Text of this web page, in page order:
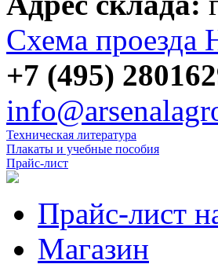
Схема
+7 (495)
Техническая литература
Плакаты и учебные пособия
Прайс-лист
Прайс-лист
Магазин